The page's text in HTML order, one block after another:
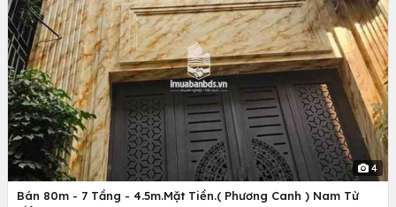
4
Bán 80m - 7 Tầng - 4.5m.Mặt Tiền.( Phương Canh ) Nam Từ